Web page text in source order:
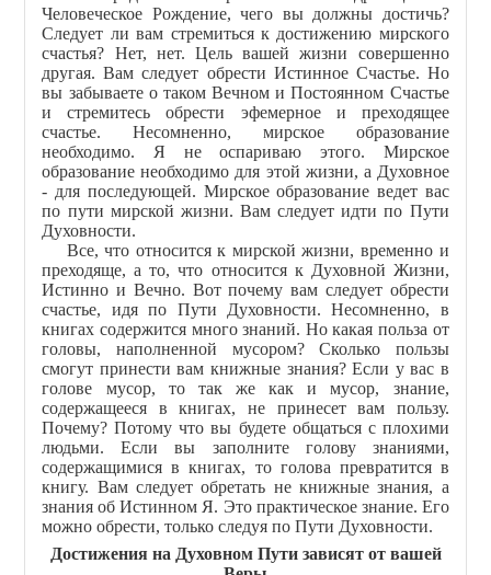
Человеческое Рождение, чего вы должны достичь?
Следует ли вам стремиться к достижению мирского
счастья? Нет, нет. Цель вашей жизни совершенно
другая. Вам следует обрести Истинное Счастье. Но
вы забываете о таком Вечном и Постоянном Счастье
и стремитесь обрести эфемерное и преходящее
счастье. Несомненно, мирское образование
необходимо. Я не оспариваю этого. Мирское
образование необходимо для этой жизни, а Духовное
- для последующей. Мирское образование ведет вас
по пути мирской жизни. Вам следует идти по Пути
Духовности.
Все, что относится к мирской жизни, временно и
преходяще, а то, что относится к Духовной Жизни,
Истинно и Вечно. Вот почему вам следует обрести
счастье, идя по Пути Духовности. Несомненно, в
книгах содержится много знаний. Но какая польза от
головы, наполненной мусором? Сколько пользы
смогут принести вам книжные знания? Если у вас в
голове мусор, то так же как и мусор, знание,
содержащееся в книгах, не принесет вам пользу.
Почему? Потому что вы будете общаться с плохими
людьми. Если вы заполните голову знаниями,
содержащимися в книгах, то голова превратится в
книгу. Вам следует обретать не книжные знания, а
знания об Истинном Я. Это практическое знание. Его
можно обрести, только следуя по Пути Духовности.
Достижения на Духовном Пути зависят от вашей